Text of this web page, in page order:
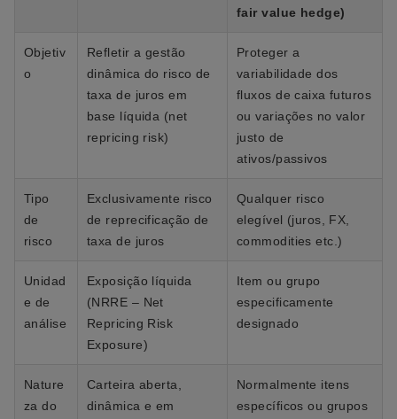
fair value hedge)
Objetiv
o
Refletir a gestão
dinâmica do risco de
taxa de juros em
base líquida (net
repricing risk)
Proteger a
variabilidade dos
fluxos de caixa futuros
ou variações no valor
justo de
ativos/passivos
Tipo
de
risco
Exclusivamente risco
de reprecificação de
taxa de juros
Qualquer risco
elegível (juros, FX,
commodities etc.)
Unidad
e de
análise
Exposição líquida
(NRRE – Net
Repricing Risk
Exposure)
Item ou grupo
especificamente
designado
Nature
za do
Carteira aberta,
dinâmica e em
Normalmente itens
específicos ou grupos